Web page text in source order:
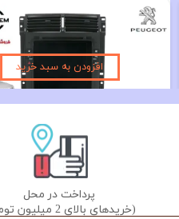
۲۱,۹۰۰,۰۰۰ تومان
افزودن به سبد خرید
پرداخت در محل
(خریدهای بالای 2 میلیون تومان)